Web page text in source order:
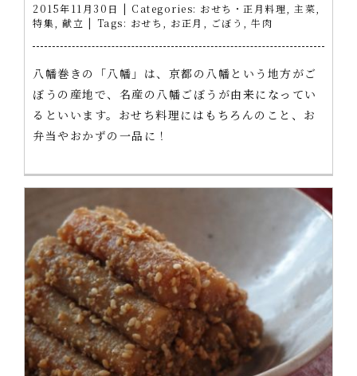
2015年11月30日 | Categories: おせち・正月料理 主菜
特集
献立 | Tags: おせち お正月 ごぼう 牛肉
八幡巻きの「八幡」は、京都の八幡という地方がご
ぼうの産地で、名産の八幡ごぼうが由来になってい
るといいます。おせち料理にはもちろんのこと、お
弁当やおかずの一品に！